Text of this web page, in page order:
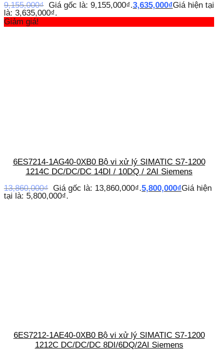
9,155,000₫ Giá gốc là: 9,155,000₫.3,635,000₫Giá hiện tại
là: 3,635,000₫.
Giảm giá!
6ES7214-1AG40-0XB0 Bộ vi xử lý SIMATIC S7-1200
1214C DC/DC/DC 14DI / 10DQ / 2AI Siemens
13,860,000₫ Giá gốc là: 13,860,000₫.5,800,000₫Giá hiện
tại là: 5,800,000₫.
6ES7212-1AE40-0XB0 Bộ vi xử lý SIMATIC S7-1200
1212C DC/DC/DC 8DI/6DQ/2AI Siemens